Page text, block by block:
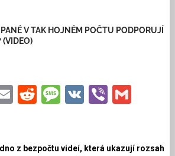
V TAK HOJNÉM POČTU PODPORUJÍ
EmailRedditMessage
VKViber
z bezpočtu videí, která ukazují rozsah